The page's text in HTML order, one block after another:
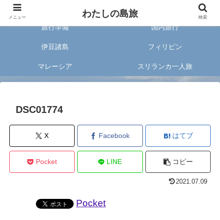
旅好きな20代女子が案内する旅のあれこれ✈︎
旅行準備 国内旅行
伊豆諸島 フィリピン
マレーシア スリランカ一人旅
DSC01774
X Facebook はてブ
Pocket LINE コピー
2021.07.09
Pocket
メニュー わたしの島旅 検索